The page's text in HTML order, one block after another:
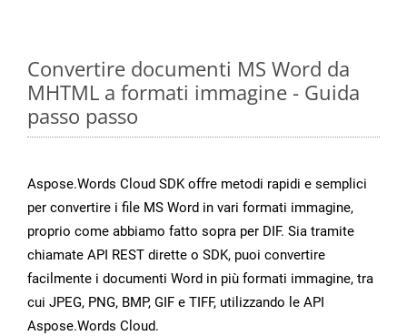
Convertire documenti MS Word da
MHTML a formati immagine - Guida
passo passo
Aspose.Words Cloud SDK offre metodi rapidi e semplici
per convertire i file MS Word in vari formati immagine,
proprio come abbiamo fatto sopra per DIF. Sia tramite
chiamate API REST dirette o SDK, puoi convertire
facilmente i documenti Word in più formati immagine, tra
cui JPEG, PNG, BMP, GIF e TIFF, utilizzando le API
Aspose.Words Cloud.